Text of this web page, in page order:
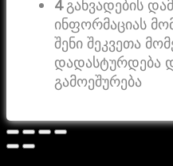
4განვადების
ინფორმაციას
შენი შეკვეთა
დადასტურდება
გამოეშურება